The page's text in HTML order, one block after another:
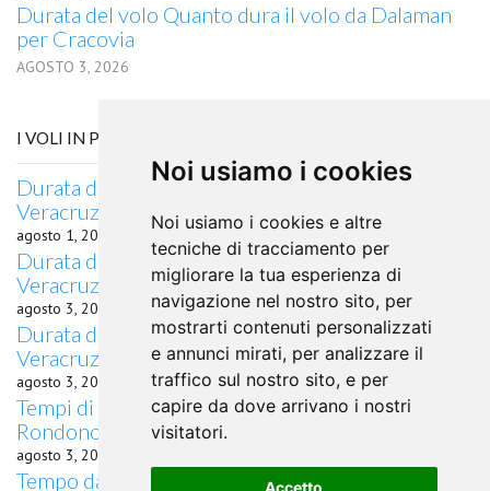
Noi usiamo i cookies
Noi usiamo i cookies e altre
tecniche di tracciamento per
migliorare la tua esperienza di
navigazione nel nostro sito, per
mostrarti contenuti personalizzati
e annunci mirati, per analizzare il
traffico sul nostro sito, e per
capire da dove arrivano i nostri
visitatori.
Accetto
Durata del volo Quanto dura il volo da Dalaman
per Cracovia
AGOSTO 3, 2026
I VOLI IN PARTENZA DA VERACRUZ, VERACRUZ
Durata del volo quanto dura il volo da Veracruz,
Veracruz per Aberdeen
agosto 1, 2026
Durata del volo quanto dura il volo da Veracruz,
Veracruz per Zakynthos
agosto 3, 2026
Durata del volo quanto dura il volo da Veracruz,
Veracruz per Marrakech
agosto 3, 2026
Tempi di percorrenza volo Veracruz, Veracruz
Rondonopolis
agosto 3, 2026
Tempo da Veracruz, Veracruz a Curitiba in aereo